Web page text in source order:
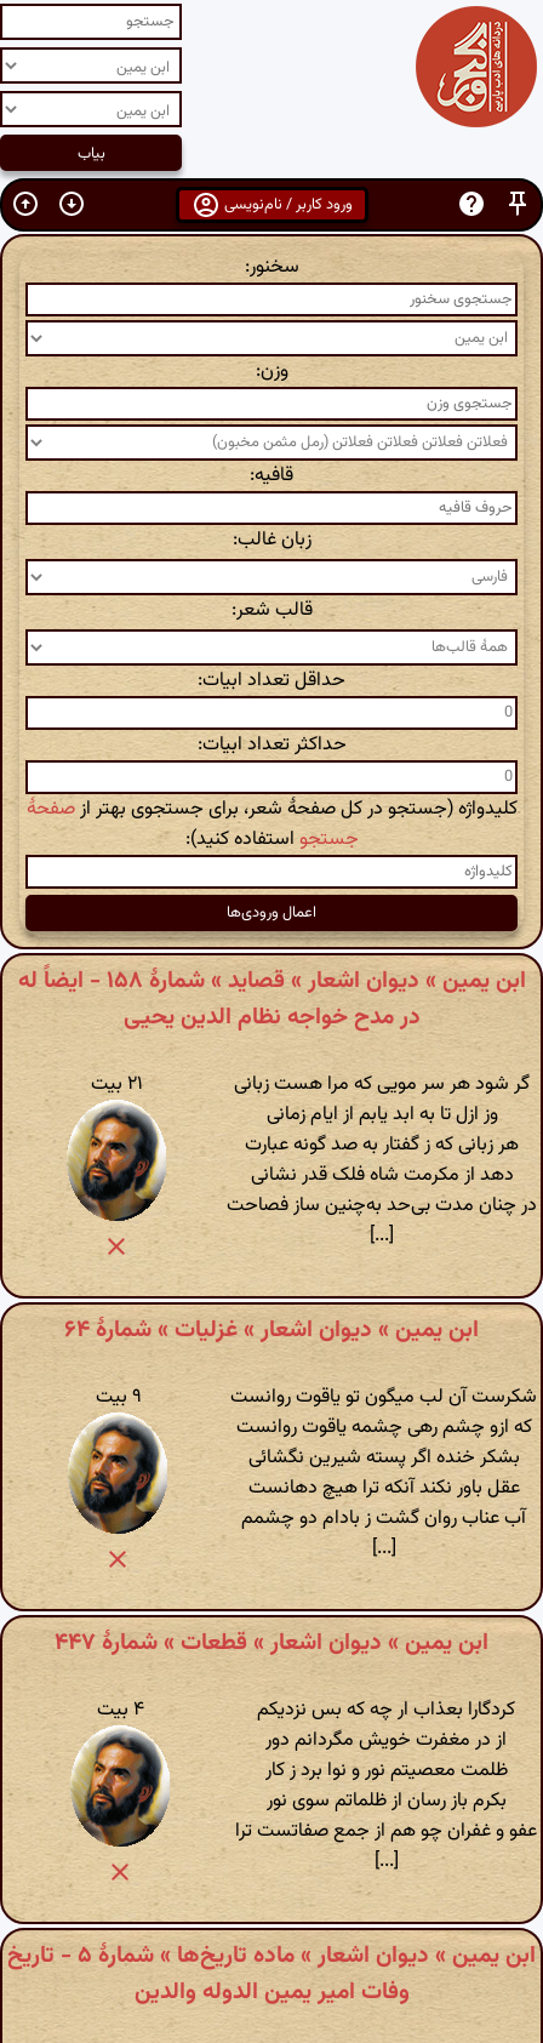
ورود کاربر / نام‌نویسی
سخنور:
وزن:
قافیه:
زبان غالب:
قالب شعر:
حداقل تعداد ابیات:
حداکثر تعداد ابیات:
کلیدواژه (جستجو در کل صفحهٔ شعر، برای جستجوی بهتر ازصفحهٔ
جستجو استفاده کنید):
ابن یمین » دیوان اشعار » قصاید » شمارهٔ ١۵٨ - ایضاً له
در مدح خواجه نظام الدین یحیی
گر شود هر سر مویی که مرا هست زبانی
وز ازل تا به ابد یابم از ایام زمانی
هر زبانی که ز گفتار به صد گونه عبارت
دهد از مکرمت شاه فلک قدر نشانی
در چنان مدت بی‌‎حد به‌‎چنین ساز فصاحت
[...]
۲۱ بیت
ابن یمین » دیوان اشعار » غزلیات » شمارهٔ ۶۴
شکرست آن لب میگون تو یاقوت روانست
که ازو چشم رهی چشمه یاقوت روانست
بشکر خنده اگر پسته شیرین نگشائی
عقل باور نکند آنکه ترا هیچ دهانست
آب عناب روان گشت ز بادام دو چشمم
[...]
۹ بیت
ابن یمین » دیوان اشعار » قطعات » شمارهٔ ۴۴٧
کردگارا بعذاب ار چه که بس نزدیکم
از در مغفرت خویش مگردانم دور
ظلمت معصیتم نور و نوا برد ز کار
بکرم باز رسان از ظلماتم سوی نور
عفو و غفران چو هم از جمع صفاتست ترا
[...]
۴ بیت
ابن یمین » دیوان اشعار » ماده تاریخ‌ها » شمارهٔ ۵ - تاریخ
وفات امیر یمین الدوله والدین